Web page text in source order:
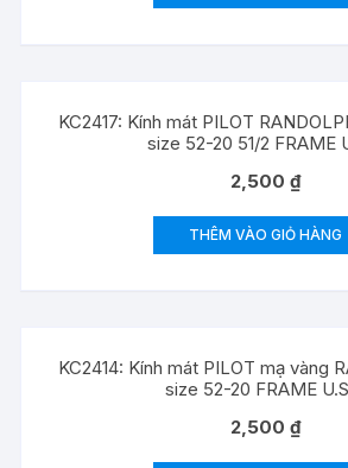
KC2417: Kính mát PILOT
size 52-20 51/2 FRAME
2,500₫
THÊM VÀO GIỎ HÀNG
KC2414: Kính mát PILOT mạ vàng
size 52-20 FRAME
2,500₫